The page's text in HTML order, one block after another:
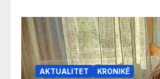
AKTUALITET KRONIKË